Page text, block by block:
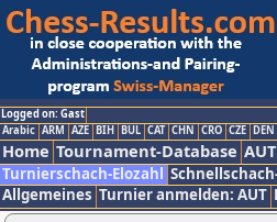
Logged on: Gast
Arabic ARM AZE BIH BUL CAT CHN CRO CZE DEN
Home Tournament-Database
Turnierschach-Elozahl
Allgemeines Turnier anmelden: AUT